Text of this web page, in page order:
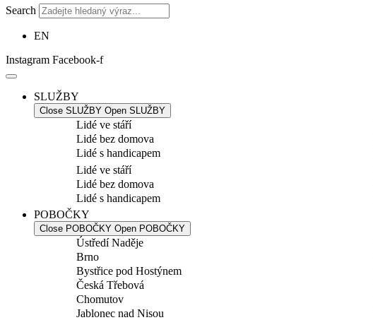
Search
EN
Instagram Facebook-f
SLUŽBY
Close SLUŽBY Open SLUŽBY
Lidé ve stáří
Lidé bez domova
Lidé s handicapem
Lidé ve stáří
Lidé bez domova
Lidé s handicapem
POBOČKY
Close POBOČKY Open POBOČKY
Ústředí Naděje
Brno
Bystřice pod Hostýnem
Česká Třebová
Chomutov
Jablonec nad Nisou